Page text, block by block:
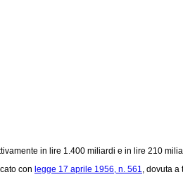
in lire 1.400 miliardi e in lire 210
con legge 17 aprile 1956, n. 561, dovuta a